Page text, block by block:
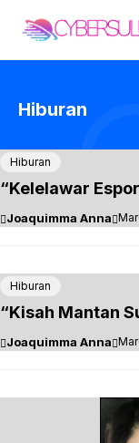
content
Hiburan
Hiburan
“Kelelawar
Joaquimma Anna
Hiburan
“Kisah Mantan
Joaquimma Anna